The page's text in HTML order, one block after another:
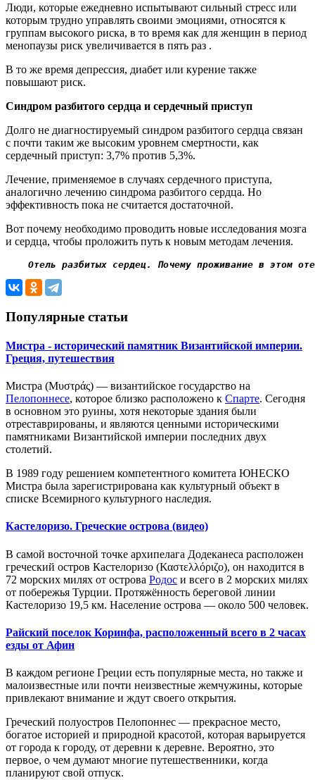
Люди, которые ежедневно испытывают сильный стресс или
которым трудно управлять своими эмоциями, относятся к
группам высокого риска, в то время как для женщин в период
менопаузы риск увеличивается в пять раз .
В то же время депрессия, диабет или курение также
повышают риск.
Синдром разбитого сердца и сердечный приступ
Долго не диагностируемый синдром разбитого сердца связан
с почти таким же высоким уровнем смертности, как
сердечный приступ: 3,7% против 5,3%.
Лечение, применяемое в случаях сердечного приступа,
аналогично лечению синдрома разбитого сердца. Но
эффективность пока не считается достаточной.
Вот почему необходимо проводить новые исследования мозга
и сердца, чтобы проложить путь к новым методам лечения.
Отель разбитых сердец. Почему проживание в этом
Популярные статьи
Мистра - исторический памятник Византийской империи.
Греция, путешествия
Мистра (Μυστράς) — византийское государство на
Пелопоннесе, которое близко расположено к Спарте. Сегодня
в основном это руины, хотя некоторые здания были
отреставрированы, и являются ценными историческими
памятниками Византийской империи последних двух
столетий.
В 1989 году решением компетентного комитета ЮНЕСКО
Мистра была зарегистрирована как культурный объект в
списке Всемирного культурного наследия.
Кастелоризо. Греческие острова (видео)
В самой восточной точке архипелага Додеканеса расположен
греческий остров Кастелоризо (Καστελλόριζο), он находится в
72 морских милях от острова Родос и всего в 2 морских милях
от побережья Турции. Протяжённость береговой линии
Кастелоризо 19,5 км. Население острова — около 500 человек.
Райский поселок Коринфа, расположенный всего в 2 часах
езды от Афин
В каждом регионе Греции есть популярные места, но также и
малоизвестные или почти неизвестные жемчужины, которые
привлекают внимание и ждут своего открытия.
Греческий полуостров Пелопоннес — прекрасное место,
богатое историей и природной красотой, которая варьируется
от города к городу, от деревни к деревне. Вероятно, это
первое, о чем думают многие путешественники, когда
планируют свой отпуск.